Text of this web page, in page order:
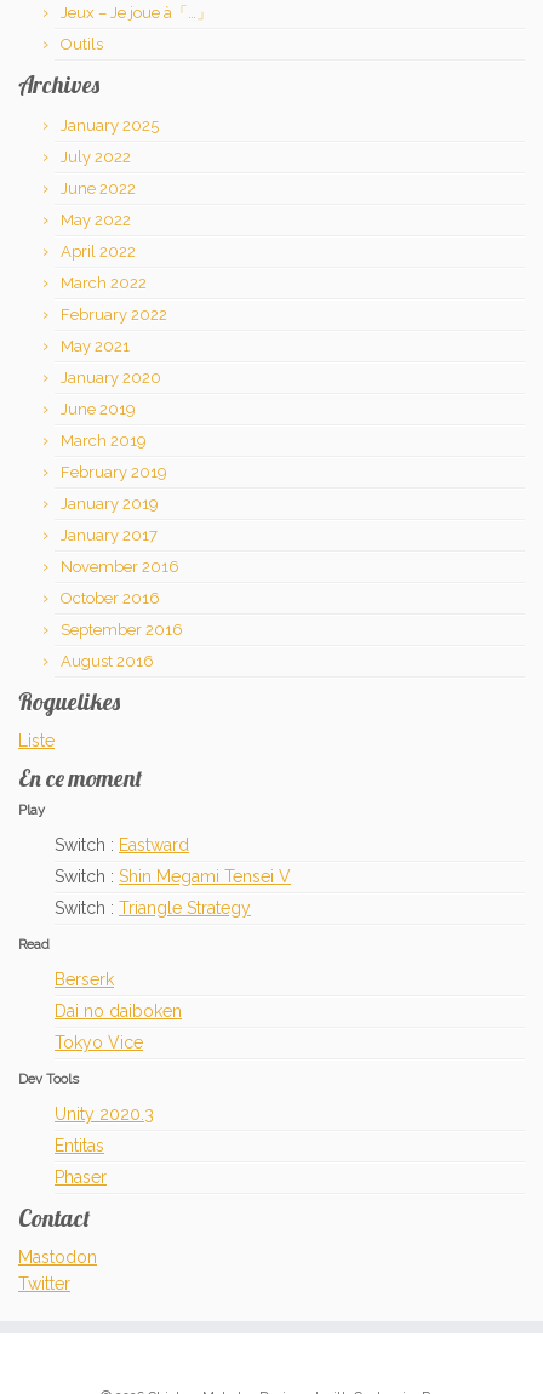
Jeux – Je joue à「…」
Outils
Archives
January 2025
July 2022
June 2022
May 2022
April 2022
March 2022
February 2022
May 2021
January 2020
June 2019
March 2019
February 2019
January 2019
January 2017
November 2016
October 2016
September 2016
August 2016
Roguelikes
Liste
En ce moment
Play
Switch : Eastward
Switch : Shin Megami Tensei V
Switch : Triangle Strategy
Read
Berserk
Dai no daiboken
Tokyo Vice
Dev Tools
Unity 2020.3
Entitas
Phaser
Contact
Mastodon
Twitter